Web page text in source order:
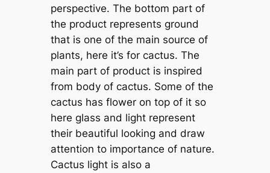
perspective. The bottom part of
the product represents ground
that is one of the main source of
plants, here it’s for cactus. The
main part of product is inspired
from body of cactus. Some of the
cactus has flower on top of it so
here glass and light represent
their beautiful looking and draw
attention to importance of nature.
Cactus light is also a